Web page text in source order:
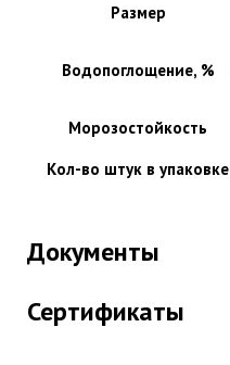
Размер
Водопоглощение, %
Морозостойкость
Кол-во штук в упаковке
Документы
Сертификаты